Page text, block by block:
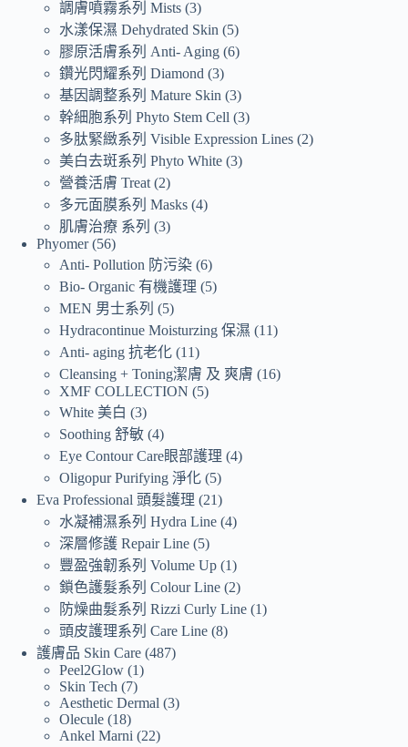
調膚噴霧系列 Mists 3
水漾保濕 Dehydrated Skin
5
膠原活膚系列 Anti- Aging 6
鑽光閃耀系列 Diamond 3
基因調整系列 Mature Skin 3
幹細胞系列 Phyto Stem Cell 3
多肽緊緻系列 Visible Expression Lines 2
美白去斑系列 Phyto White 3
營養活膚 Treat 2
多元面膜系列 Masks 4
肌膚治療 系列
3
Phyomer 56
Anti- Pollution 防污染 6
Bio- Organic 有機護理
5
MEN 男士系列
5
Hydracontinue Moisturzing 保濕
11
Anti- aging 抗老化 11
Cleansing + Toning潔膚 及 爽膚
16
XMF COLLECTION
5
White 美白
3
Soothing 舒敏 4
Eye Contour Care眼部護理 4
Oligopur Purifying 淨化 5
Eva Professional 頭髮護理
21
水凝補濕系列 Hydra Line 4
深層修護 Repair Line 5
豐盈強韌系列 Volume Up 1
鎖色護髮系列 Colour Line 2
防燥曲髮系列 Rizzi Curly Line 1
頭皮護理系列 Care Line 8
護膚品 Skin Care 487
Peel2Glow 1
Skin Tech
7
Aesthetic Dermal 3
Olecule 18
Ankel Marni
22